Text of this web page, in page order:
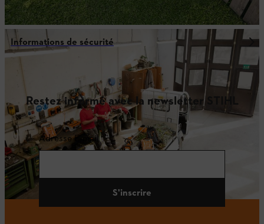
Informations de sécurité
Restez informé avec la newsletter STIHL
Adresse E-mail
S'inscrire